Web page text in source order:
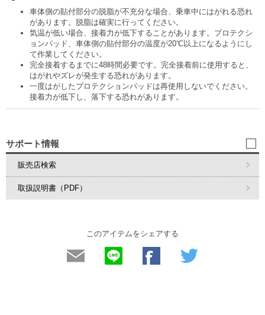
車体側の貼付部分の脱脂が不充分な場合、乗車中にはがれる恐れ
があります。脱脂は確実に行ってください。
気温が低い場合、接着力が低下することがあります。プロテクシ
ョンパッド、車体側の貼付部分の温度が20℃以上になるようにし
て作業してください。
完全接着するまでに48時間必要です。完全接着前に使用すると、
はがれやズレが発生する恐れがあります。
一度はがしたプロテクションパッドは再使用しないでください。
接着力が低下し、落下する恐れがあります。
サポート情報
販売店検索
取扱説明書（PDF）
このアイテムをシェアする